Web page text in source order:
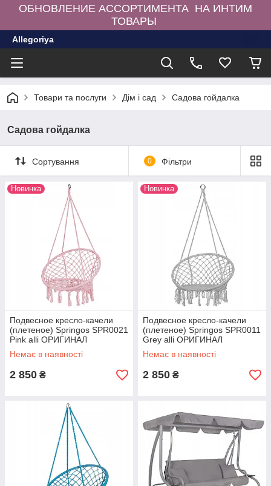
ОБНОВЛЕНИЕ АССОРТИМЕНТА НА ИНТИМ
ТОВАРЫ
Allegoriya
Товари та послуги Дім і сад Садова гойдалка
Садова гойдалка
Сортування 0 Фільтри
Новинка
Подвесное кресло-качели
(плетеное) Springos SPR0021
Pink alli ОРИГИНАЛ
Немає в наявності
2 850 ₴
Новинка
Подвесное кресло-качели
(плетеное) Springos SPR0011
Grey alli ОРИГИНАЛ
Немає в наявності
2 850 ₴